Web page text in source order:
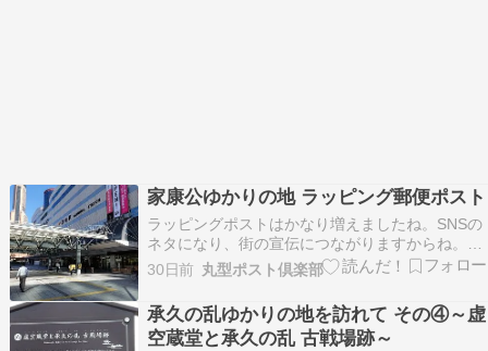
家康公ゆかりの地 ラッピング郵便ポスト
ラッピングポストはかなり増えましたね。SNSの
ネタになり、街の宣伝につながりますからね。画
像 静岡県浜松市 浜松駅前
30日前 丸型ポスト倶楽部
承久の乱ゆかりの地を訪れて その④～虚
空蔵堂と承久の乱 古戦場跡～